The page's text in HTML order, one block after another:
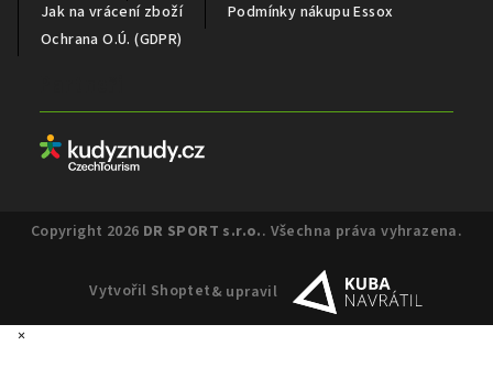
Jak na vrácení zboží
Podmínky nákupu Essox
Ochrana O.Ú. (GDPR)
Copyright 2026 DR SPORT s.r.o.. Všechna práva vyhrazena.
Vytvořil Shoptet& upravil
×